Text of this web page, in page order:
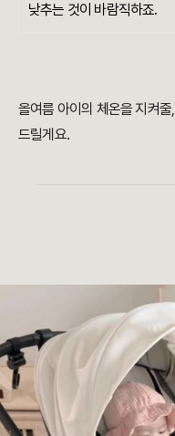
낮추는 것이 바람직하죠.
올여름 아이의 체온을 지켜줄,
드릴게요.